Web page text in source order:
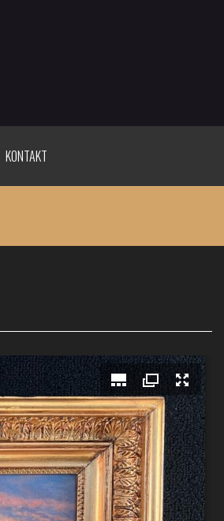
KONTAKT